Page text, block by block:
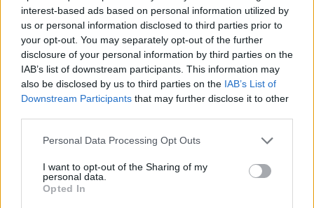
interest-based ads based on personal information utilized by
us or personal information disclosed to third parties prior to
your opt-out. You may separately opt-out of the further
disclosure of your personal information by third parties on the
IAB’s list of downstream participants. This information may
also be disclosed by us to third parties on the IAB’s List of
Downstream Participants that may further disclose it to other
Personal Data Processing Opt Outs
I want to opt-out of the Sharing of my
personal data.
Opted In